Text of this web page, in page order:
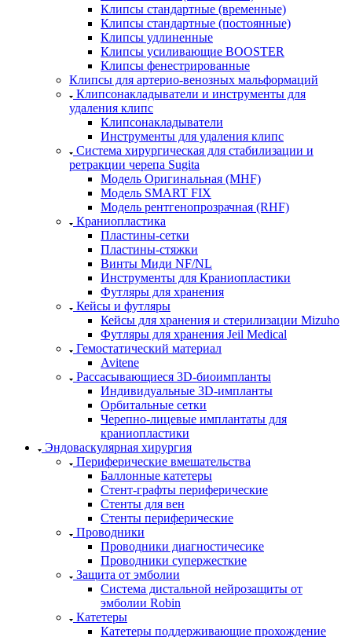
Клипсы стандартные (временные)
Клипсы стандартные (постоянные)
Клипсы удлиненные
Клипсы усиливающие BOOSTER
Клипсы фенестрированные
Клипсы для артерио-венозных мальформаций
Клипсонакладыватели и инструменты для
удаления клипс
Клипсонакладыватели
Инструменты для удаления клипс
Система хирургическая для стабилизации и
ретракции черепа Sugita
Модель Оригинальная (MHF)
Модель SMART FIX
Модель рентгенопрозрачная (RHF)
Краниопластика
Пластины-сетки
Пластины-стяжки
Винты Миди NF/NL
Инструменты для Краниопластики
Футляры для хранения
Кейсы и футляры
Кейсы для хранения и стерилизации Mizuho
Футляры для хранения Jeil Medical
Гемостатический материал
Avitene
Рассасывающиеся 3D-биоимпланты
Индивидуальные 3D-импланты
Орбитальные сетки
Черепно-лицевые имплантаты для
краниопластики
Эндоваскулярная хирургия
Периферические вмешательства
Баллонные катетеры
Стент-графты периферические
Стенты для вен
Стенты периферические
Проводники
Проводники диагностичесике
Проводники супержесткие
Защита от эмболии
Cистема дистальной нейрозащиты от
эмболии Robin
Катетеры
Катетеры поддерживающие прохождение